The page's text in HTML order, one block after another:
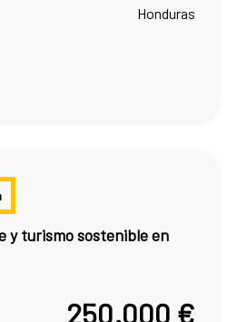
Honduras
y turismo sostenible en
250.000 €